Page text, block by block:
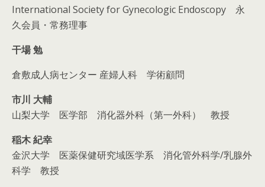
International Society for Gynecologic Endoscopy 永
久会員・常務理事
干場 勉
倉敷成人病センター 産婦人科 学術顧問
市川 大輔
山梨大学 医学部 消化器外科（第一外科） 教授
稲木 紀幸
金沢大学 医薬保健研究域医学系 消化管外科学/乳腺外
科学 教授